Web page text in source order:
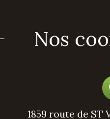
Nos
1859 route de ST